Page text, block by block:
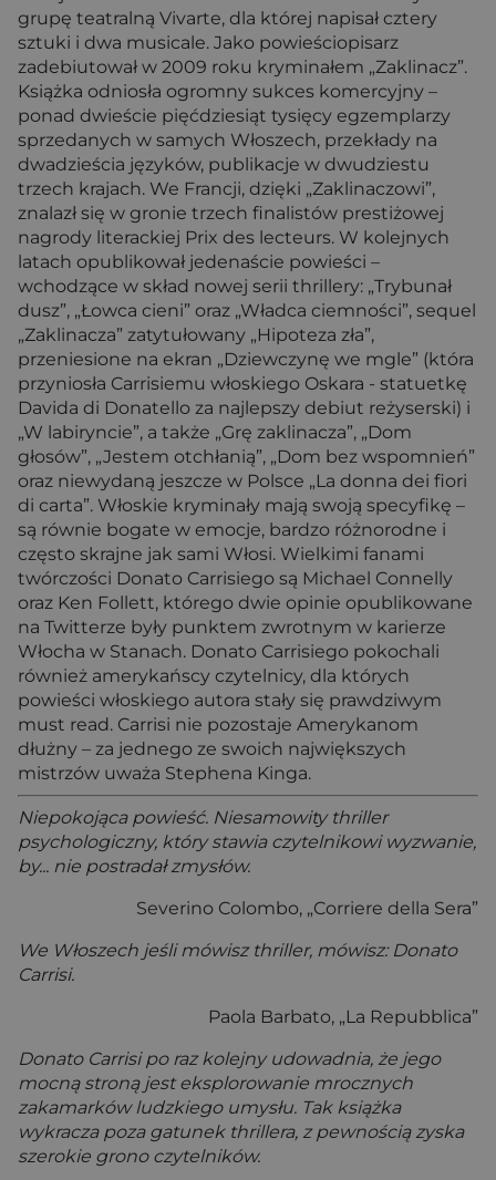
grupę teatralną Vivarte, dla której napisał cztery
sztuki i dwa musicale. Jako powieściopisarz
zadebiutował w 2009 roku kryminałem „Zaklinacz”.
Książka odniosła ogromny sukces komercyjny –
ponad dwieście pięćdziesiąt tysięcy egzemplarzy
sprzedanych w samych Włoszech, przekłady na
dwadzieścia języków, publikacje w dwudziestu
trzech krajach. We Francji, dzięki „Zaklinaczowi”,
znalazł się w gronie trzech finalistów prestiżowej
nagrody literackiej Prix des lecteurs. W kolejnych
latach opublikował jedenaście powieści –
wchodzące w skład nowej serii thrillery: „Trybunał
dusz”, „Łowca cieni” oraz „Władca ciemności”, sequel
„Zaklinacza” zatytułowany „Hipoteza zła”,
przeniesione na ekran „Dziewczynę we mgle” (która
przyniosła Carrisiemu włoskiego Oskara - statuetkę
Davida di Donatello za najlepszy debiut reżyserski) i
„W labiryncie”, a także „Grę zaklinacza”, „Dom
głosów”, „Jestem otchłanią”, „Dom bez wspomnień”
oraz niewydaną jeszcze w Polsce „La donna dei fiori
di carta”. Włoskie kryminały mają swoją specyfikę –
są równie bogate w emocje, bardzo różnorodne i
często skrajne jak sami Włosi. Wielkimi fanami
twórczości Donato Carrisiego są Michael Connelly
oraz Ken Follett, którego dwie opinie opublikowane
na Twitterze były punktem zwrotnym w karierze
Włocha w Stanach. Donato Carrisiego pokochali
również amerykańscy czytelnicy, dla których
powieści włoskiego autora stały się prawdziwym
must read. Carrisi nie pozostaje Amerykanom
dłużny – za jednego ze swoich największych
mistrzów uważa Stephena Kinga.
Niepokojąca powieść. Niesamowity thriller
psychologiczny, który stawia czytelnikowi wyzwanie,
by... nie postradał zmysłów.
Severino Colombo, „Corriere della Sera”
We Włoszech jeśli mówisz thriller, mówisz: Donato
Carrisi.
Paola Barbato, „La Repubblica”
Donato Carrisi po raz kolejny udowadnia, że jego
mocną stroną jest eksplorowanie mrocznych
zakamarków ludzkiego umysłu. Tak książka
wykracza poza gatunek thrillera, z pewnością zyska
szerokie grono czytelników.